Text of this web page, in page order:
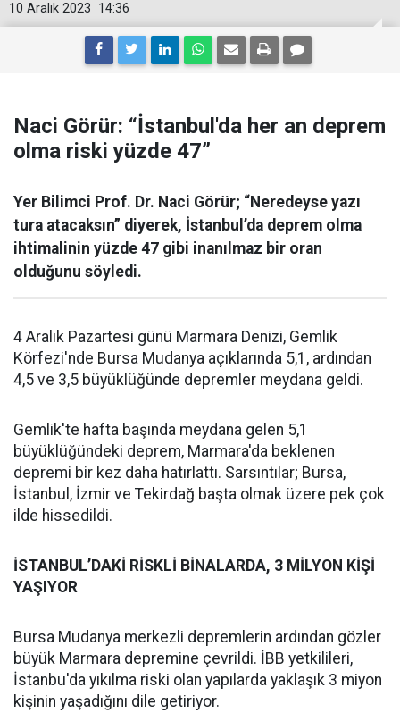
14:36
10 Aralık 2023
Naci Görür: “İstanbul'da her an deprem
olma riski yüzde 47”
Yer Bilimci Prof. Dr. Naci Görür; “Neredeyse yazı
tura atacaksın” diyerek, İstanbul’da deprem olma
ihtimalinin yüzde 47 gibi inanılmaz bir oran
olduğunu söyledi.
4 Aralık Pazartesi günü Marmara Denizi, Gemlik
Körfezi'nde Bursa Mudanya açıklarında 5,1, ardından
4,5 ve 3,5 büyüklüğünde depremler meydana geldi.
Gemlik'te hafta başında meydana gelen 5,1
büyüklüğündeki deprem, Marmara'da beklenen
depremi bir kez daha hatırlattı. Sarsıntılar; Bursa,
İstanbul, İzmir ve Tekirdağ başta olmak üzere pek çok
ilde hissedildi.
İSTANBUL’DAKİ RİSKLİ BİNALARDA, 3 MİLYON KİŞİ
YAŞIYOR
Bursa Mudanya merkezli depremlerin ardından gözler
büyük Marmara depremine çevrildi. İBB yetkilileri,
İstanbu'da yıkılma riski olan yapılarda yaklaşık 3 miyon
kişinin yaşadığını dile getiriyor.